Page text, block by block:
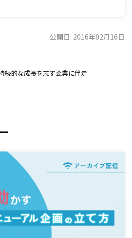
公開日: 2016年02月16日
続的な成長を志す企業に伴走